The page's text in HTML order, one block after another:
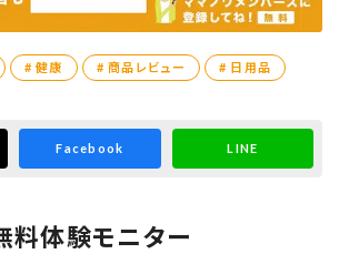
# 健康 # 商品レビュー # 日用品
Facebook LINE
料体験モニター